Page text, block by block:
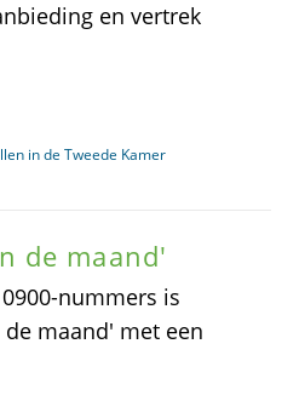
en vertrek
in de Tweede Kamer
de maand'
nummers is
maand' met een